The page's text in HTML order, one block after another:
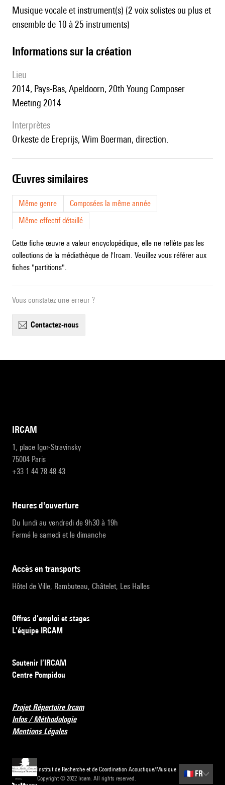
Musique vocale et instrument(s) (2 voix solistes ou plus et
ensemble de 10 à 25 instruments)
informations sur la création
lieu
2014, Pays-Bas, Apeldoorn, 20th Young Composer
Meeting 2014
interprètes
Orkeste de Ereprijs, Wim Boerman, direction.
œuvres similaires
Même genre
Composées la même année
Même effectif détaillé
Cette fiche œuvre a valeur encyclopédique, elle ne reflète pas les
collections de la médiathèque de l'Ircam. Veuillez vous référer aux
fiches "partitions".
Vous constatez une erreur ?
contactez-nous
IRCAM
1, place Igor-Stravinsky
75004 Paris
+33 1 44 78 48 43
heures d'ouverture
Du lundi au vendredi de 9h30 à 19h
Fermé le samedi et le dimanche
accès en transports
Hôtel de Ville, Rambuteau, Châtelet, Les Halles
Offres d’emploi et stages
L’équipe IRCAM
Soutenir l’IRCAM
Centre Pompidou
Projet Répertoire Ircam
Infos / Méthodologie
Mentions Légales
Institut de Recherche et de Coordination Acoustique/Musique
Copyright © 2022 Ircam. All rights reserved.
🇫🇷 FR